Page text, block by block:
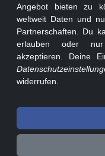
Golf 2 Lackcodes
Sonderversionen
Sonstige Marken
© 2026 GOLF2FORUM
Angebot bieten zu
weltweit Daten und
Partnerschaften. Du
erlauben oder nur
akzeptieren. Deine
widerrufen.